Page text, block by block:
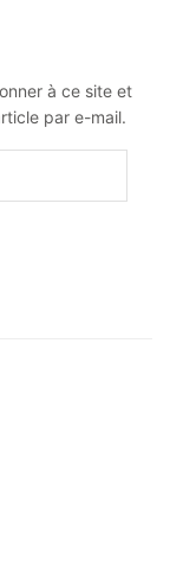
à ce site et
par e-mail.